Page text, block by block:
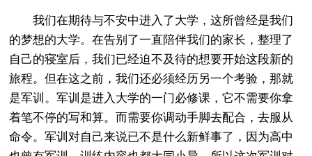
我们在期待与不安中进入了大学，这所曾经是我们
的梦想的大学。在告别了一直陪伴我们的家长，整理了
自己的寝室后，我们已经迫不及待的想要开始这段新的
旅程。但在这之前，我们还必须经历另一个考验，那就
是军训。军训是进入大学的一门必修课，它不需要你拿
着笔不停的写和算。而需要你调动手脚去配合，去服从
命令。军训对自己来说已不是什么新鲜事了，因为高中